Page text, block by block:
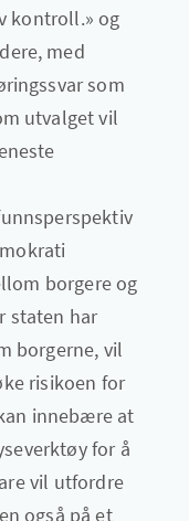
kontroll.» og
med
som
utvalget vil
borgere og
staten har
borgerne, vil
risikoen for
innebære at
for å
vil utfordre
også på et